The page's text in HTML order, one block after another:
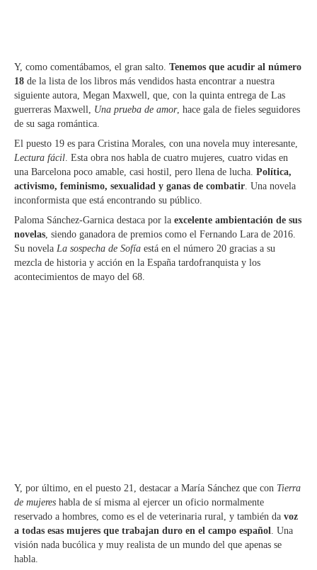
Y, como comentábamos, el gran salto. Tenemos que acudir al número
18 de la lista de los libros más vendidos hasta encontrar a nuestra
siguiente autora, Megan Maxwell, que, con la quinta entrega de Las
guerreras Maxwell, Una prueba de amor, hace gala de fieles seguidores
de su saga romántica.
El puesto 19 es para Cristina Morales, con una novela muy interesante,
Lectura fácil. Esta obra nos habla de cuatro mujeres, cuatro vidas en
una Barcelona poco amable, casi hostil, pero llena de lucha. Política,
activismo, feminismo, sexualidad y ganas de combatir. Una novela
inconformista que está encontrando su público.
Paloma Sánchez-Garnica destaca por la excelente ambientación de sus
novelas, siendo ganadora de premios como el Fernando Lara de 2016.
Su novela La sospecha de Sofía está en el número 20 gracias a su
mezcla de historia y acción en la España tardofranquista y los
acontecimientos de mayo del 68.
Y, por último, en el puesto 21, destacar a María Sánchez que con Tierra
de mujeres habla de sí misma al ejercer un oficio normalmente
reservado a hombres, como es el de veterinaria rural, y también da voz
a todas esas mujeres que trabajan duro en el campo español. Una
visión nada bucólica y muy realista de un mundo del que apenas se
habla.